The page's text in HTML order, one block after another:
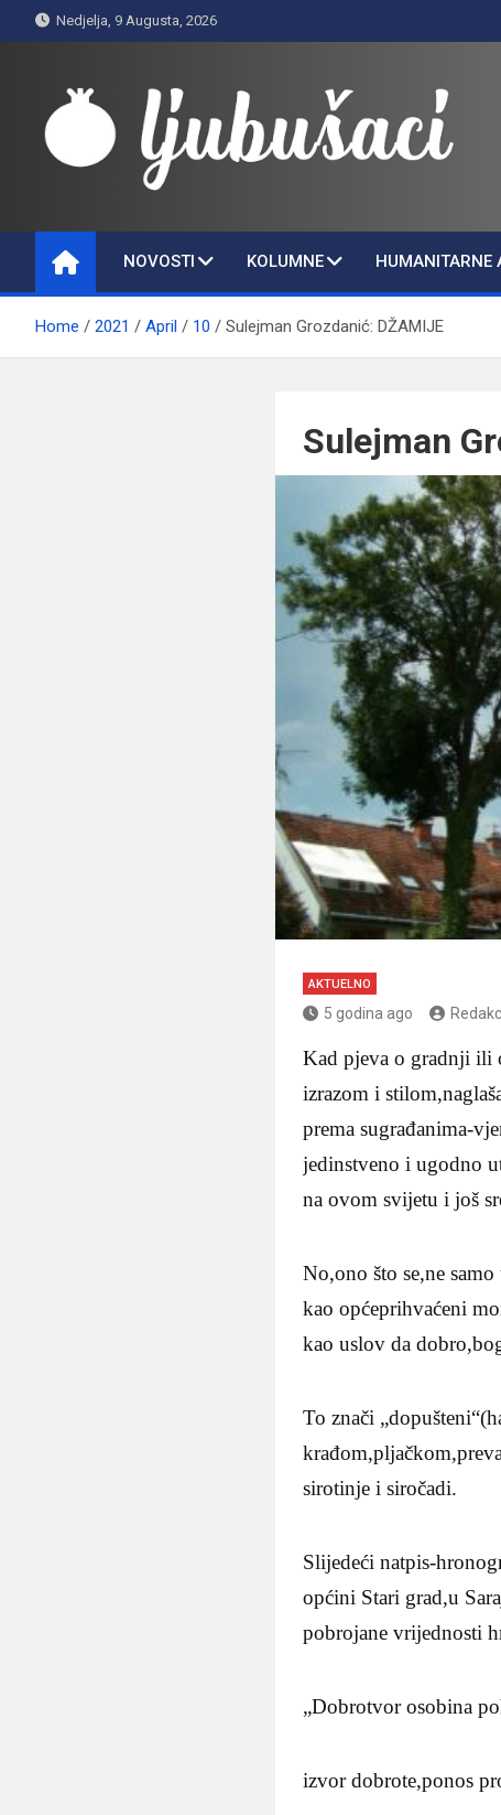
to
Nedjelja, 9 Augusta, 2026
Ljubušaci
NOVOSTI KOLUMNE HUMANITARNE
Home 2021 April 10 Sulejman Grozdanić: DŽAMIJE
Sulejman
AKTUELNO
5 godina ago
Kad pjeva o gradnji ili
izrazom i
prema sugrađanima-
jedinstveno i ugodno
na ovom svijetu i još
No,ono što se,ne
kao općeprihvaćeni
kao uslov da
To znači
sirotinje i siročadi.
Slijedeći natpis-
općini Stari grad,u
pobrojane vrijednosti
„Dobrotvor osobina
izvor dobrote,ponos